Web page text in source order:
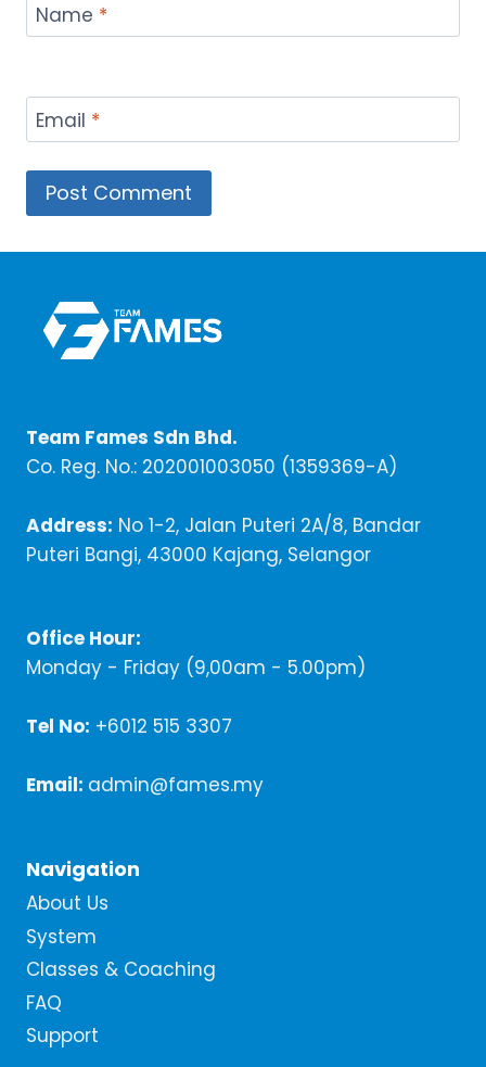
Name *
Email *
Team Fames Sdn Bhd.
Co. Reg. No.: 202001003050 (1359369-A)
Address: No 1-2, Jalan Puteri 2A/8, Bandar
Puteri Bangi, 43000 Kajang, Selangor
Office Hour:
Monday - Friday (9,00am - 5.00pm)
Tel No: +6012 515 3307
Email: admin@fames.my
Navigation
About Us
System
Classes & Coaching
FAQ
Support